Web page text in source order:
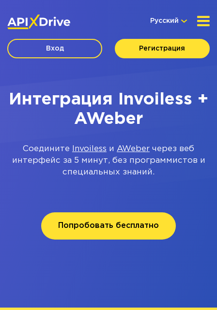
Русский
Вход Регистрация
Интеграция Invoiless +
AWeber
Соедините Invoiless и AWeber через веб
интерфейс за 5 минут, без программистов и
специальных знаний.
Попробовать бесплатно